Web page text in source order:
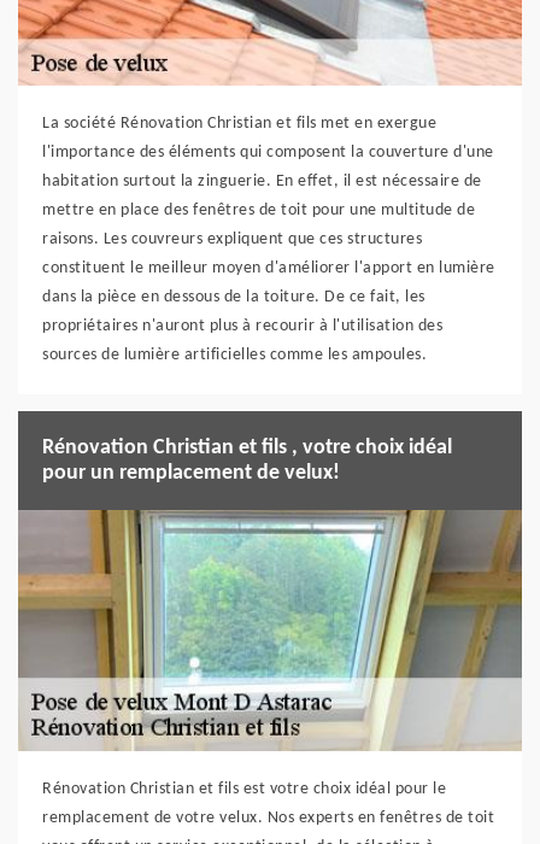
La société Rénovation Christian et fils met en exergue
l'importance des éléments qui composent la couverture d'une
habitation surtout la zinguerie. En effet, il est nécessaire de
mettre en place des fenêtres de toit pour une multitude de
raisons. Les couvreurs expliquent que ces structures
constituent le meilleur moyen d'améliorer l'apport en lumière
dans la pièce en dessous de la toiture. De ce fait, les
propriétaires n'auront plus à recourir à l'utilisation des
sources de lumière artificielles comme les ampoules.
Rénovation Christian et fils , votre choix idéal
pour un remplacement de velux!
Rénovation Christian et fils est votre choix idéal pour le
remplacement de votre velux. Nos experts en fenêtres de toit